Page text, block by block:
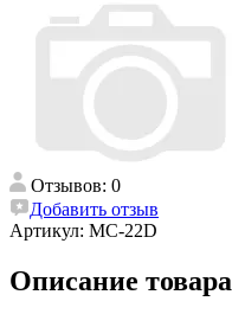
Отзывов: 0
Добавить отзыв
Артикул: MC-22D
Описание